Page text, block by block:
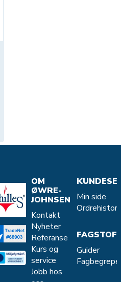
OM
ØWRE-
JOHNSEN
Kontakt
Nyheter
Referanse
Kurs og
service
Jobb hos
Min side
Guider